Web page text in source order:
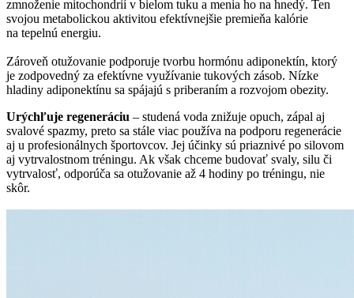
zmnoženie mitochondrií v bielom tuku a menia ho na hnedý. Ten
svojou metabolickou aktivitou efektívnejšie premieňa kalórie
na tepelnú energiu.
Zároveň otužovanie podporuje tvorbu hormónu adiponektín, ktorý
je zodpovedný za efektívne využívanie tukových zásob. Nízke
hladiny adiponektínu sa spájajú s priberaním a rozvojom obezity.
Urýchľuje regeneráciu – studená voda znižuje opuch, zápal aj
svalové spazmy, preto sa stále viac používa na podporu regenerácie
aj u profesionálnych športovcov. Jej účinky sú priaznivé po silovom
aj vytrvalostnom tréningu. Ak však chceme budovať svaly, silu či
vytrvalosť, odporúča sa otužovanie až 4 hodiny po tréningu, nie
skôr.